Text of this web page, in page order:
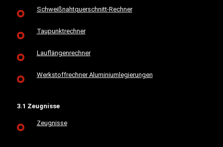
Schweißnahtquerschnitt-Rechner
Taupunktrechner
Lauflängenrechner
Werkstoffrechner Aluminiumlegierungen
3.1 Zeugnisse
Zeugnisse